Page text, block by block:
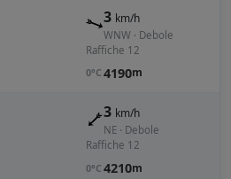
3 km/h
WNW · Debole
Raffiche 12
0°C 4190m
3 km/h
NE · Debole
Raffiche 12
0°C 4210m